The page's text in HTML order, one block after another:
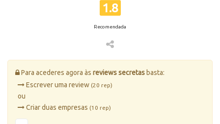
1.8
Recomendada
Para acederes agora às reviews secretas basta:
Escrever uma review (20 rep)
ou
Criar duas empresas (10 rep)